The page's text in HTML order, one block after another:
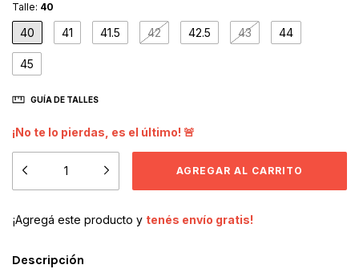
Talle: 40
40 41 41.5 42 42.5 43 44
45
GUÍA DE TALLES
¡No te lo pierdas, es el último! 🚨
¡Agregá este producto y tenés envío gratis!
Descripción